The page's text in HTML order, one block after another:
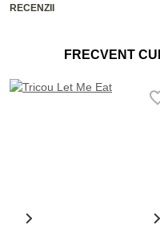
RECENZII
FRECVENT